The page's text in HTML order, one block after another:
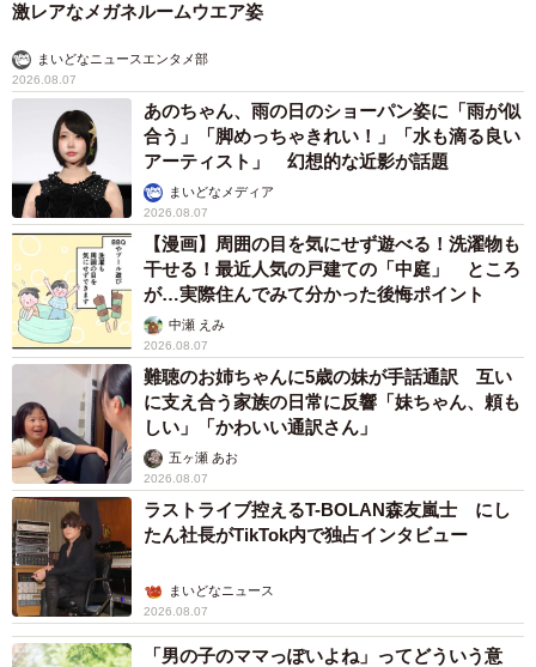
激レアなメガネルームウエア姿
まいどなニュースエンタメ部
2026.08.07
あのちゃん、雨の日のショーパン姿に「雨が似
合う」「脚めっちゃきれい！」「水も滴る良い
アーティスト」 幻想的な近影が話題
まいどなメディア
2026.08.07
【漫画】周囲の目を気にせず遊べる！洗濯物も
干せる！最近人気の戸建ての「中庭」 ところ
が…実際住んでみて分かった後悔ポイント
中瀬 えみ
2026.08.07
難聴のお姉ちゃんに5歳の妹が手話通訳 互い
に支え合う家族の日常に反響「妹ちゃん、頼も
しい」「かわいい通訳さん」
五ヶ瀬 あお
2026.08.07
ラストライブ控えるT-BOLAN森友嵐士 にし
たん社長がTikTok内で独占インタビュー
まいどなニュース
2026.08.07
「男の子のママっぽいよね」ってどういう意